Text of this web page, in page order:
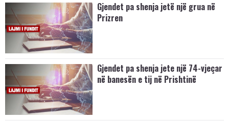
Gjendet pa shenja jetë një grua në
Prizren
Gjendet pa shenja jete një 74-vjeçar
në banesën e tij në Prishtinë